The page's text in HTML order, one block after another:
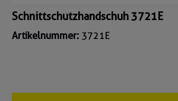
Schnittschutzhandschuh 3721E
Artikelnummer: 3721E